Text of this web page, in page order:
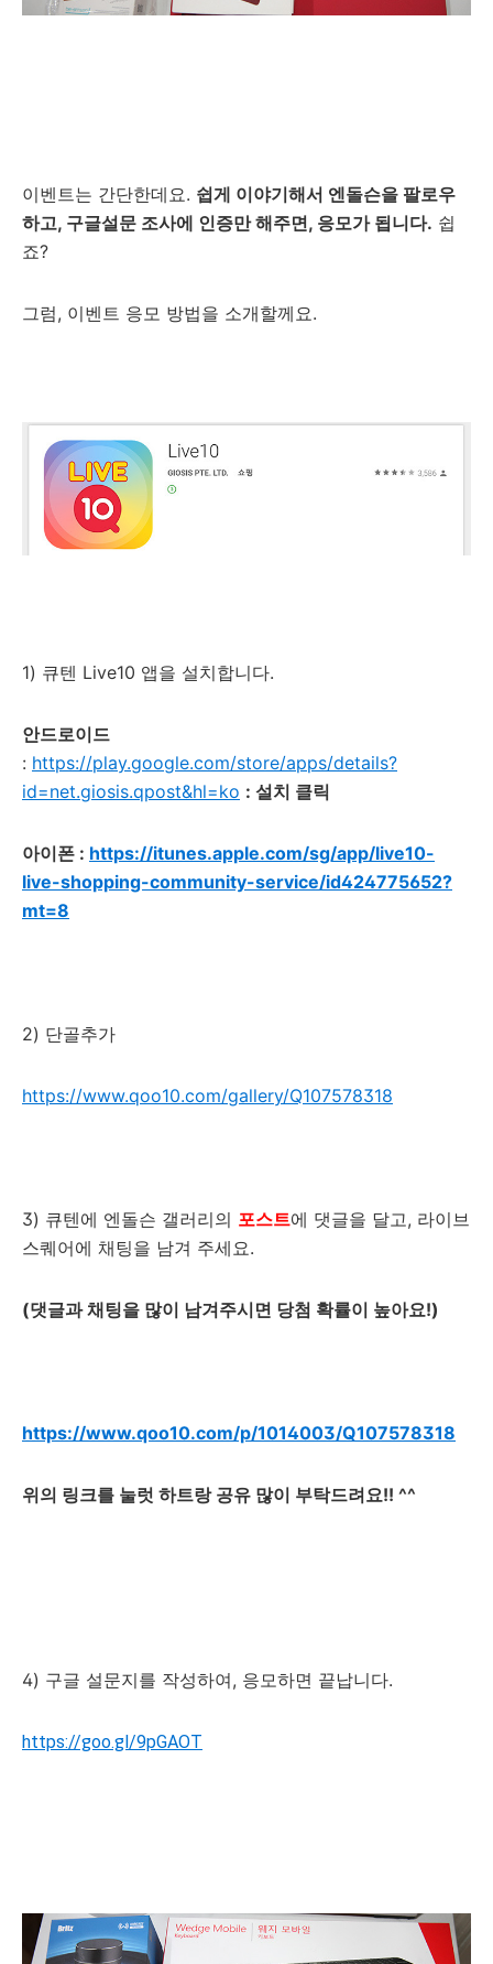
이벤트는 간단한데요. 쉽게 이야기해서 엔돌슨을 팔로우
하고, 구글설문 조사에 인증만 해주면, 응모가 됩니다. 쉽
죠?
그럼, 이벤트 응모 방법을 소개할께요.
1) 큐텐 Live10 앱을 설치합니다.
안드로이드
: https://play.google.com/store/apps/details?
id=net.giosis.qpost&hl=ko : 설치 클릭
아이폰 : https://itunes.apple.com/sg/app/live10-
live-shopping-community-service/id424775652?
mt=8
2) 단골추가
https://www.qoo10.com/gallery/Q107578318
3) 큐텐에 엔돌슨 갤러리의 포스트에 댓글을 달고, 라이브
스퀘어에 채팅을 남겨 주세요.
(댓글과 채팅을 많이 남겨주시면 당첨 확률이 높아요!)
https://www.qoo10.com/p/1014003/Q107578318
위의 링크를 눌럿 하트랑 공유 많이 부탁드려요!! ^^
4) 구글 설문지를 작성하여, 응모하면 끝납니다.
https://goo.gl/9pGAOT